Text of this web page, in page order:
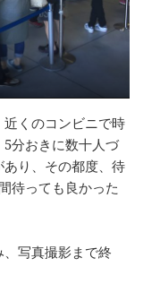
くのコンビニで時
分おきに数十人づ
り、その都度、待
待っても良かった
写真撮影まで終